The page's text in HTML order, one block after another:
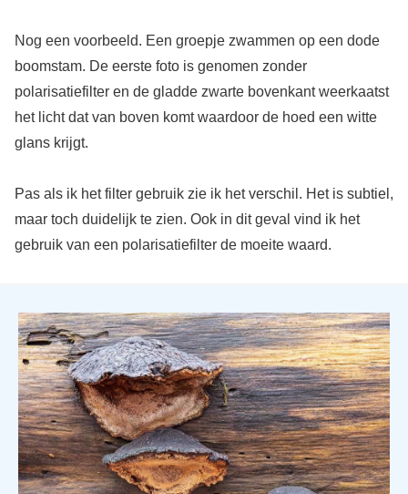
Nog een voorbeeld. Een groepje zwammen op een dode
boomstam. De eerste foto is genomen zonder
polarisatiefilter en de gladde zwarte bovenkant weerkaatst
het licht dat van boven komt waardoor de hoed een witte
glans krijgt.
Pas als ik het filter gebruik zie ik het verschil. Het is subtiel,
maar toch duidelijk te zien. Ook in dit geval vind ik het
gebruik van een polarisatiefilter de moeite waard.